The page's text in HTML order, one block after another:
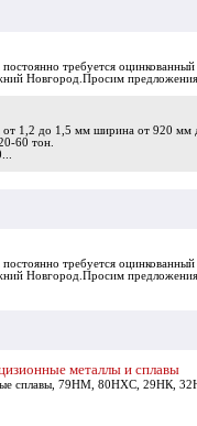
постоянно требуется
Новгород.Просим
от 1,2 до 1,5 мм ширина от 920
60 тон.
постоянно требуется
Новгород.Просим
металлы и сплавы
сплавы, 79НМ, 80НХС, 29НК,